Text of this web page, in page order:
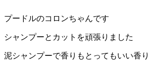
早
店
／
プードルのコロンちゃんです
シャンプーとカットを頑張りました
泥シャンプーで香りもとってもいい香り